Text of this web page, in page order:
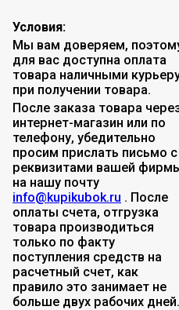
Условия:
Мы вам доверяем,
для вас доступна оплата
товара наличными
при получении товара.
После заказа товара
интернет-магазин или по
телефону, убедительно
просим прислать письмо с
реквизитами вашей
на нашу почту
info@kupikubok.ru . После
оплаты счета, отгрузка
товара производиться
только по факту
поступления средств на
расчетный счет, как
правило это занимает не
больше двух рабочих дней.